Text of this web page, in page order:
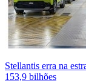
Stellantis erra na
153,9 bilhões